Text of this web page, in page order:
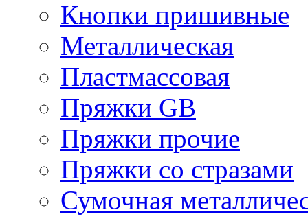
Кнопки пришивные
Металлическая
Пластмассовая
Пряжки GB
Пряжки прочие
Пряжки со стразами
Сумочная